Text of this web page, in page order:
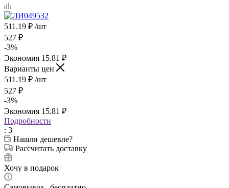
511.19 ₽ /шт
527 ₽
-3%
Экономия 15.81 ₽
Варианты цен
511.19 ₽ /шт
527 ₽
-3%
Экономия 15.81 ₽
Подробности
: 3
Нашли дешевле?
Рассчитать доставку
Хочу в подарок